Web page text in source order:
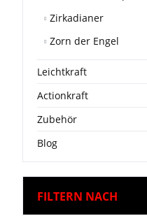
Zirkadianer
Zorn der Engel
Leichtkraft
Actionkraft
Zubehör
Blog
FILTERN NACH